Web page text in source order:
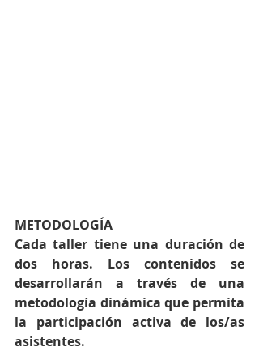
METODOLOGÍA
Cada taller tiene una duración de
dos horas. Los contenidos se
desarrollarán a través de una
metodología dinámica que permita
la participación activa de los/as
asistentes.